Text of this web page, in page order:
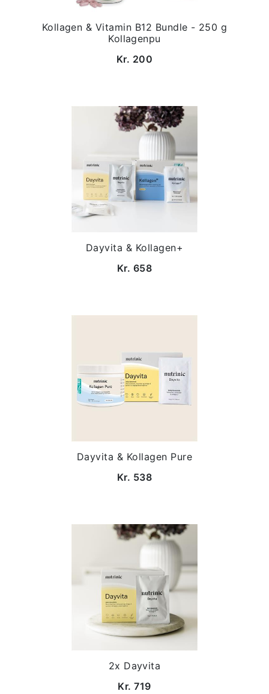
Kollagen & Vitamin B12 Bundle - 250 g
Kollagenpu
Kr. 200
Dayvita & Kollagen+
Kr. 658
Dayvita & Kollagen Pure
Kr. 538
2x Dayvita
Kr. 719